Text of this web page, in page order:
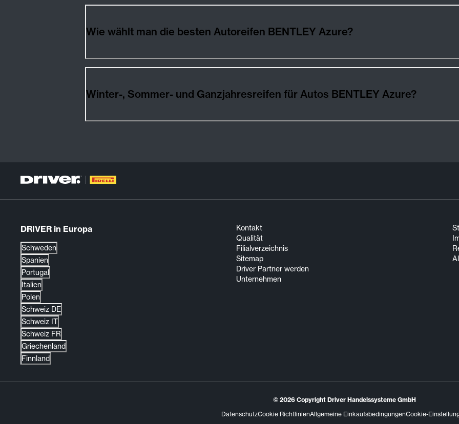
Wie wählt man die besten Autoreifen BENTLEY Azure?
Winter-, Sommer- und Ganzjahresreifen für Autos BENTLEY Azure?
DRIVER in Europa
Schweden
Spanien
Portugal
Italien
Polen
Schweiz DE
Schweiz IT
Schweiz FR
Griechenland
Finnland
Kontakt
Qualität
Filialverzeichnis
Sitemap
Driver Partner werden
Unternehmen
© 2026 Copyright Driver Handelssysteme GmbH
DatenschutzCookie RichtlinienAllgemeine EinkaufsbedingungenCookie-